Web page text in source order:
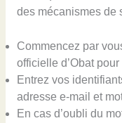
des mécanismes de
Commencez par
officielle d’Obat
Entrez vos
adresse e-mail et
En cas d’oubli du